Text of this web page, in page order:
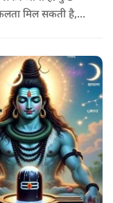
मिल सकती है,